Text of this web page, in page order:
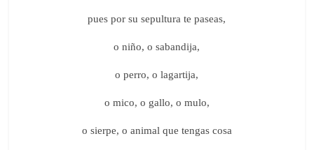
pues por su sepultura te paseas,
o niño, o sabandija,
o perro, o lagartija,
o mico, o gallo, o mulo,
o sierpe, o animal que tengas cosa